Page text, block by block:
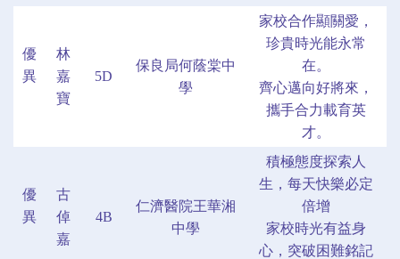
優
異
林
嘉
寶
5D
保良局何蔭棠中
學
家校合作顯關愛，
珍貴時光能永常
在。
齊心邁向好將來，
攜手合力載育英
才。
優
異
古
倬
嘉
4B
仁濟醫院王華湘
中學
積極態度探索人
生，每天快樂必定
倍增
家校時光有益身
心，突破困難銘記